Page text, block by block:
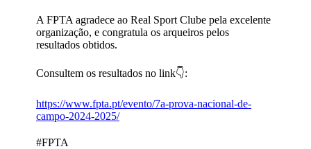
A FPTA agradece ao Real Sport Clube pela excelente
organização, e congratula os arqueiros pelos
resultados obtidos.
Consultem os resultados no link👇:
https://www.fpta.pt/evento/7a-prova-nacional-de-
campo-2024-2025/
#FPTA